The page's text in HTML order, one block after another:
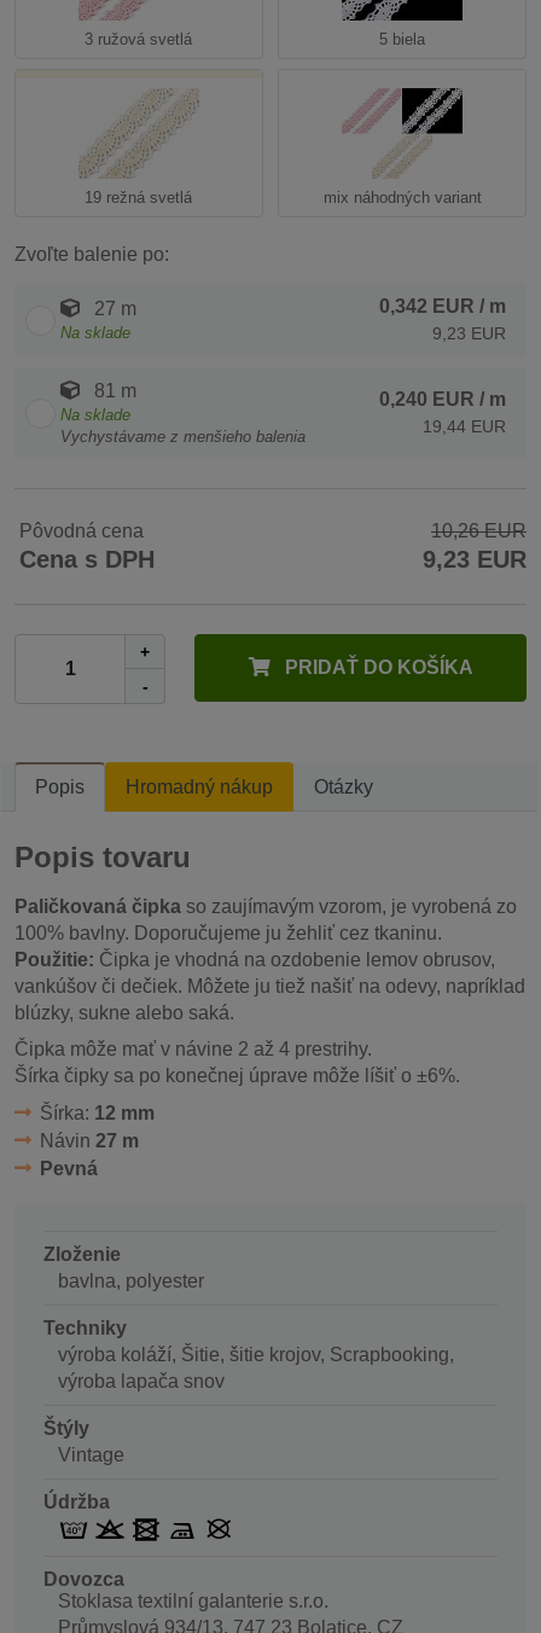
3 ružová svetlá 5 biela
19 režná svetlá mix náhodných variant
Zvoľte balenie po:
27 m
Na sklade
0,342 EUR / m
9,23 EUR
81 m
Na sklade
Vychystávame z menšieho balenia
0,240 EUR / m
19,44 EUR
Pôvodná cena 10,26 EUR
Cena s DPH 9,23 EUR
+
-
PRIDAŤ DO KOŠÍKA
Popis Hromadný nákup Otázky
Popis tovaru
Paličkovaná čipka so zaujímavým vzorom, je vyrobená zo
100% bavlny. Doporučujeme ju žehliť cez tkaninu.
Použitie: Čipka je vhodná na ozdobenie lemov obrusov,
vankúšov či dečiek. Môžete ju tiež našiť na odevy, napríklad
blúzky, sukne alebo saká.
Čipka môže mať v návine 2 až 4 prestrihy.
Šírka čipky sa po konečnej úprave môže líšiť o ±6%.
Šírka: 12 mm
Návin 27 m
Pevná
Zloženie
bavlna, polyester
Techniky
výroba koláží, Šitie, šitie krojov, Scrapbooking,
výroba lapača snov
Štýly
Vintage
Údržba
Dovozca
Stoklasa textilní galanterie s.r.o.
Průmyslová 934/13, 747 23 Bolatice, CZ